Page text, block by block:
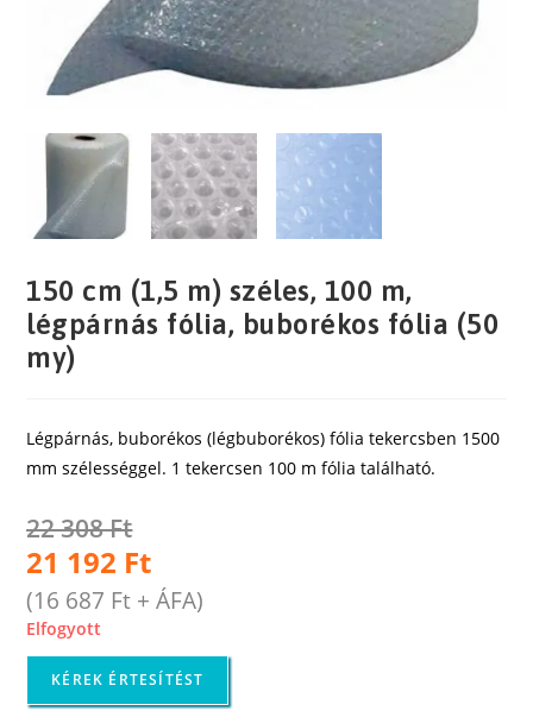
150 cm (1,5 m) széles, 100 m,
légpárnás fólia, buborékos fólia (50
my)
Légpárnás, buborékos (légbuborékos) fólia tekercsben 1500
mm szélességgel. 1 tekercsen 100 m fólia található.
22 308Ft
21 192 Ft
(16 687 Ft + ÁFA)
Elfogyott
KÉREK ÉRTESÍTÉST